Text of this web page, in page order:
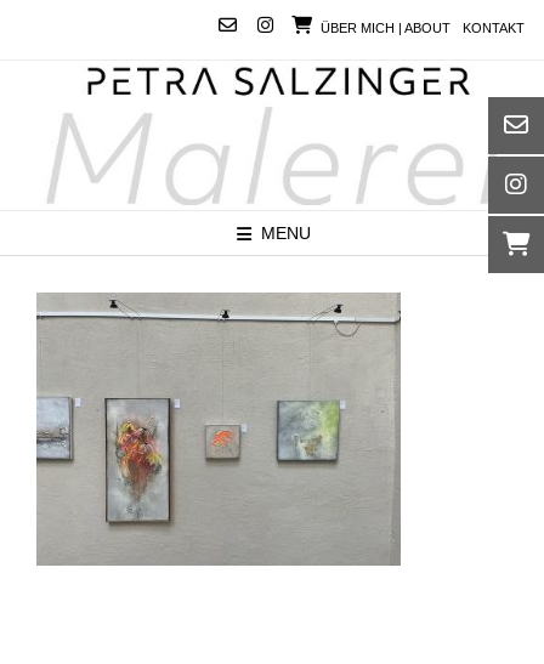
ÜBER MICH | ABOUT KONTAKT
MENU